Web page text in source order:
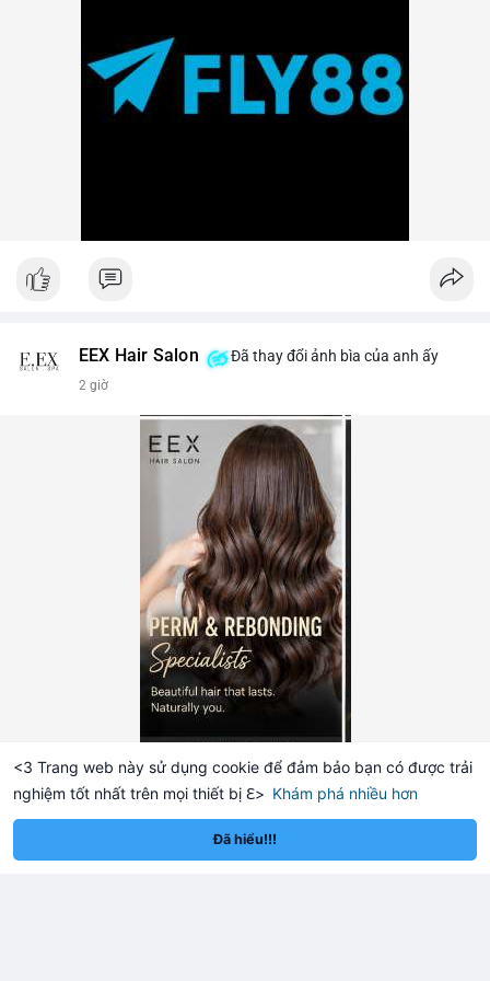
<3 Trang web này sử dụng cookie để đảm bảo bạn có được trải
nghiệm tốt nhất trên mọi thiết bị ℇ> Khám phá nhiều hơn
Đã hiểu!!!
$1,929.37 +1.30% Solana SOL $73.92 +0.72%
EEX Hair Salon Đã thay đổi ảnh bìa của anh ấy
2 giờ
Tải nhiều bài viết hơn